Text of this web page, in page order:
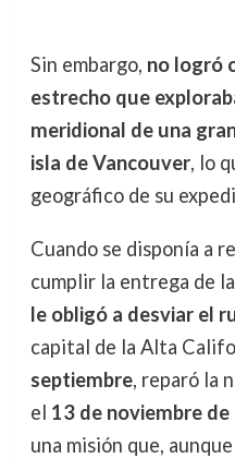
Sin embargo, no logró
estrecho que
meridional de una
isla de Vancouver, lo
geográfico de su
Cuando se disponía a
cumplir la entrega de
le obligó a desviar el
capital de la Alta
septiembre, reparó la
el 13 de noviembre
una misión que,